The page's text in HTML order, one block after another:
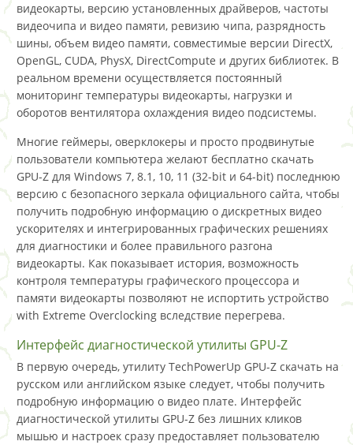
видеокарты, версию установленных драйверов, частоты
видеочипа и видео памяти, ревизию чипа, разрядность
шины, объем видео памяти, совместимые версии DirectX,
OpenGL, CUDA, PhysX, DirectCompute и других библиотек. В
реальном времени осуществляется постоянный
мониторинг температуры видеокарты, нагрузки и
оборотов вентилятора охлаждения видео подсистемы.
Многие геймеры, оверклокеры и просто продвинутые
пользователи компьютера желают бесплатно скачать
GPU-Z для Windows 7, 8.1, 10, 11 (32-bit и 64-bit) последнюю
версию с безопасного зеркала официального сайта, чтобы
получить подробную информацию о дискретных видео
ускорителях и интегрированных графических решениях
для диагностики и более правильного разгона
видеокарты. Как показывает история, возможность
контроля температуры графического процессора и
памяти видеокарты позволяют не испортить устройство
with Extreme Overclocking вследствие перегрева.
Интерфейс диагностической утилиты GPU-Z
В первую очередь, утилиту TechPowerUp GPU-Z скачать на
русском или английском языке следует, чтобы получить
подробную информацию о видео плате. Интерфейс
диагностической утилиты GPU-Z без лишних кликов
мышью и настроек сразу предоставляет пользователю